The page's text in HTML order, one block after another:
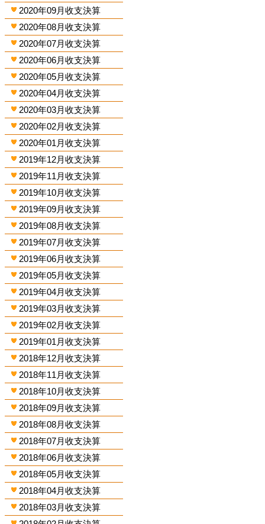
2020年09月收支決算
2020年08月收支決算
2020年07月收支決算
2020年06月收支決算
2020年05月收支決算
2020年04月收支決算
2020年03月收支決算
2020年02月收支決算
2020年01月收支決算
2019年12月收支決算
2019年11月收支決算
2019年10月收支決算
2019年09月收支決算
2019年08月收支決算
2019年07月收支決算
2019年06月收支決算
2019年05月收支決算
2019年04月收支決算
2019年03月收支決算
2019年02月收支決算
2019年01月收支決算
2018年12月收支決算
2018年11月收支決算
2018年10月收支決算
2018年09月收支決算
2018年08月收支決算
2018年07月收支決算
2018年06月收支決算
2018年05月收支決算
2018年04月收支決算
2018年03月收支決算